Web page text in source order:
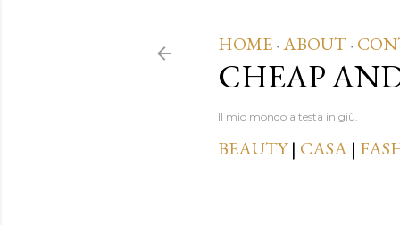
HOME · ABOUT ·
CHEAP
Il mio mondo a testa in giù.
BEAUTY| CASA |